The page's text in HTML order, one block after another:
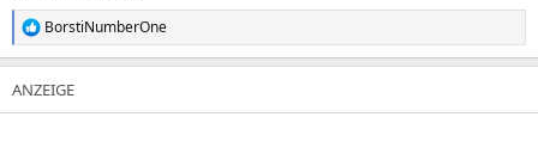
R
e
a
k
t
BorstiNumberOne